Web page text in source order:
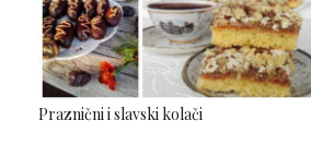
Praznični i slavski kolači